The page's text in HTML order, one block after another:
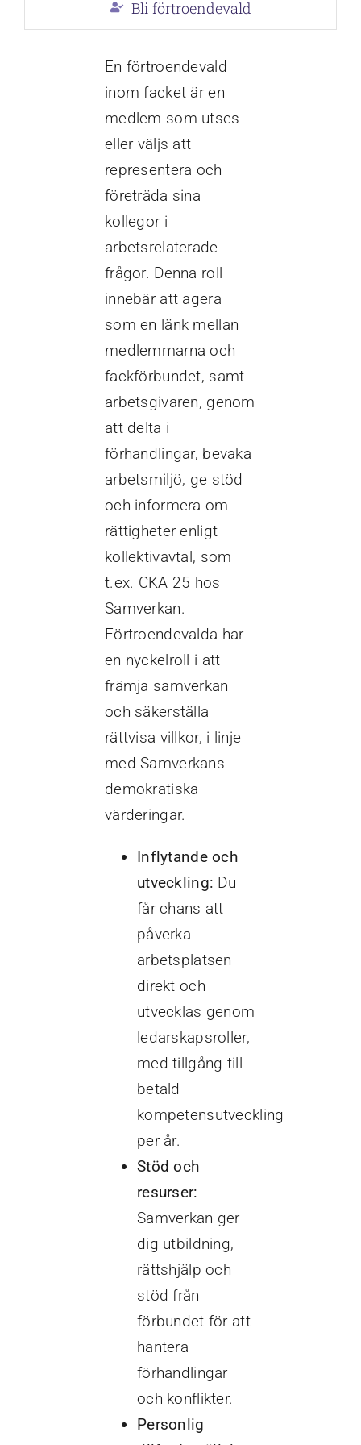
Bli förtroendevald
En förtroendevald
inom facket är en
medlem som utses
eller väljs att
representera och
företräda sina
kollegor i
arbetsrelaterade
frågor. Denna roll
innebär att agera
som en länk mellan
medlemmarna och
fackförbundet, samt
arbetsgivaren, genom
att delta i
förhandlingar, bevaka
arbetsmiljö, ge stöd
och informera om
rättigheter enligt
kollektivavtal, som
t.ex. CKA 25 hos
Samverkan.
Förtroendevalda har
en nyckelroll i att
främja samverkan
och säkerställa
rättvisa villkor, i linje
med Samverkans
demokratiska
värderingar.
Inflytande och
utveckling: Du
får chans att
påverka
arbetsplatsen
direkt och
utvecklas genom
ledarskapsroller,
med tillgång till
betald
kompetensutveckling
per år.
Stöd och
resurser:
Samverkan ger
dig utbildning,
rättshjälp och
stöd från
förbundet för att
hantera
förhandlingar
och konflikter.
Personlig